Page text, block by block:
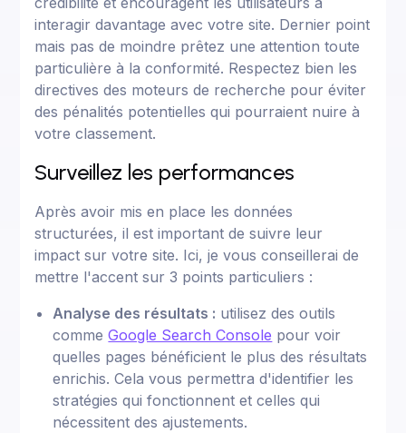
interagir davantage avec votre site. Dernier point
mais pas de moindre prêtez une attention toute
particulière à la conformité. Respectez bien les
directives des moteurs de recherche pour éviter
des pénalités potentielles qui pourraient nuire à
votre classement.
Surveillez les performances
Après avoir mis en place les données
structurées, il est important de suivre leur
impact sur votre site. Ici, je vous conseillerai de
mettre l'accent sur 3 points particuliers :
Analyse des résultats : utilisez des outils
commeGoogle Search Console pour voir
quelles pages bénéficient le plus des résultats
enrichis. Cela vous permettra d'identifier les
stratégies qui fonctionnent et celles qui
nécessitent des ajustements.